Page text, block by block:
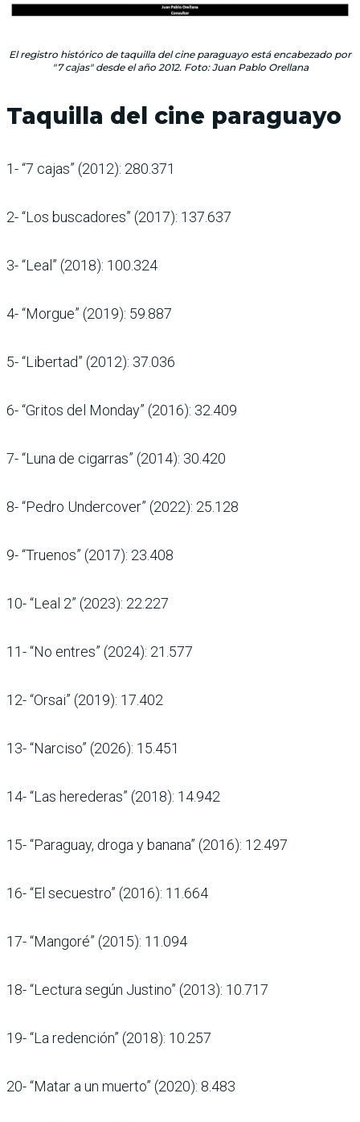
El registro histórico de taquilla del cine paraguayo está encabezado por
"7 cajas" desde el año 2012. Foto: Juan Pablo Orellana
Taquilla del cine paraguayo
1- “7 cajas” (2012): 280.371
2- “Los buscadores” (2017): 137.637
3- “Leal” (2018): 100.324
4- “Morgue” (2019): 59.887
5- “Libertad” (2012): 37.036
6- “Gritos del Monday” (2016): 32.409
7- “Luna de cigarras” (2014): 30.420
8- “Pedro Undercover” (2022): 25.128
9- “Truenos” (2017): 23.408
10- “Leal 2” (2023): 22.227
11- “No entres” (2024): 21.577
12- “Orsai” (2019): 17.402
13- “Narciso” (2026): 15.451
14- “Las herederas” (2018): 14.942
15- “Paraguay, droga y banana” (2016): 12.497
16- “El secuestro” (2016): 11.664
17- “Mangoré” (2015): 11.094
18- “Lectura según Justino” (2013): 10.717
19- “La redención” (2018): 10.257
20- “Matar a un muerto” (2020): 8.483